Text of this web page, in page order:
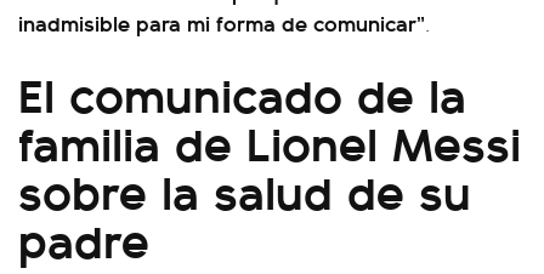
inadmisible para mi forma de comunicar”.
El comunicado de la
familia de Lionel Messi
sobre la salud de su
padre